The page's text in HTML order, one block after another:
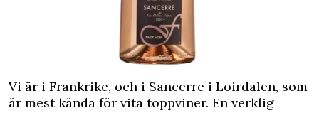
Vi är i Frankrike, och i Sancerre i Loirdalen, som
är mest kända för vita toppviner. En verklig